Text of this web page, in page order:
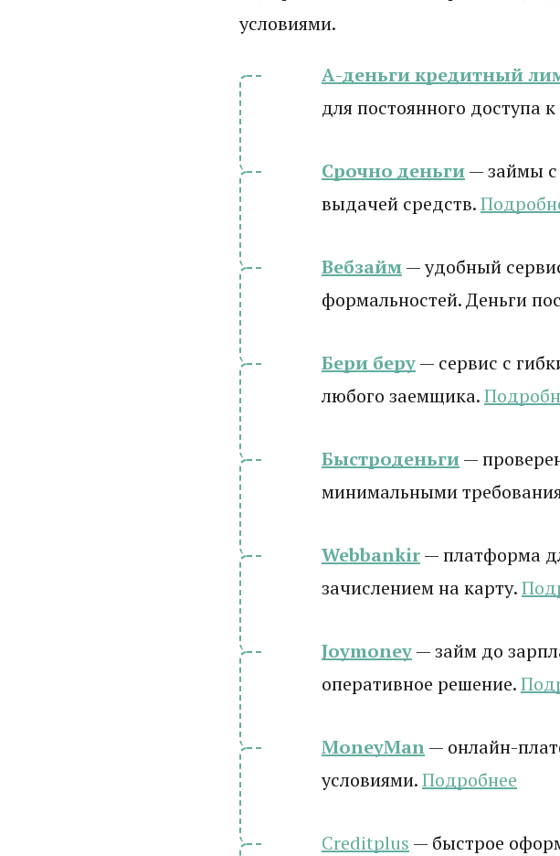
условиями.
А-деньги кредитный
для постоянного доступа
Срочно деньги— займы
выдачей средств.
Вебзайм— удобный
формальностей. Деньги
Бери беру— сервис с
любого заемщика.
Быстроденьги—
минимальными
Webbankir— платформа
зачислением на карту.
Joymoney— займ до
оперативное решение.
MoneyMan— онлайн-
условиями.Подробнее
Creditplus — быстрое